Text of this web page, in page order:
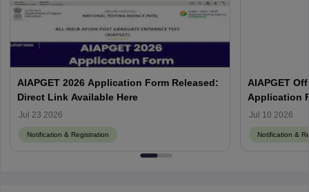
AIAPGET 2026 Application Form Released:
Direct Link Available Here
Jul 23 2026
Notification & Registration
AIAPGET
Application
Jul 10 2026
Notification &